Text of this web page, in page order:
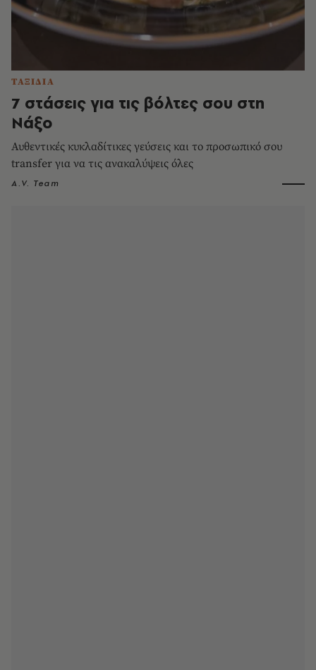
ΤΑΞΙΔΙΑ
7 στάσεις για τις βόλτες σου στη
Νάξο
Αυθεντικές κυκλαδίτικες γεύσεις και το προσωπικό σου
transfer για να τις ανακαλύψεις όλες
A.V. Team